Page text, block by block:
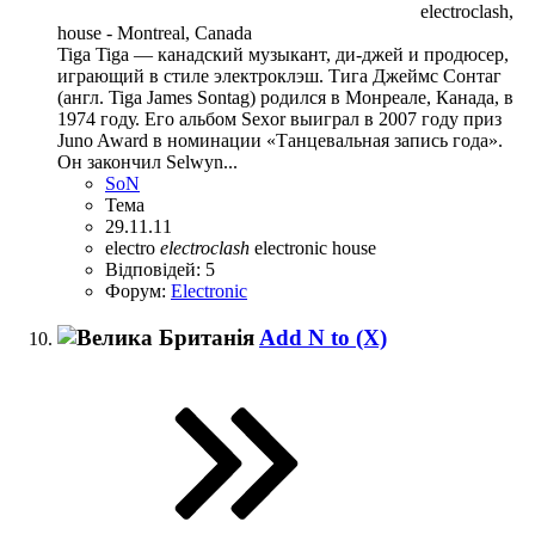
electroclash,
house - Montreal, Canada
Tiga Tiga — канадский музыкант, ди-джей и продюсер,
играющий в стиле электроклэш. Тига Джеймс Сонтаг
(англ. Tiga James Sontag) родился в Монреале, Канада, в
1974 году. Его альбом Sexor выиграл в 2007 году приз
Juno Award в номинации «Танцевальная запись года».
Он закончил Selwyn...
SoN
Тема
29.11.11
electro electroclash electronic house
Відповідей: 5
Форум: Electronic
Add N to (X)